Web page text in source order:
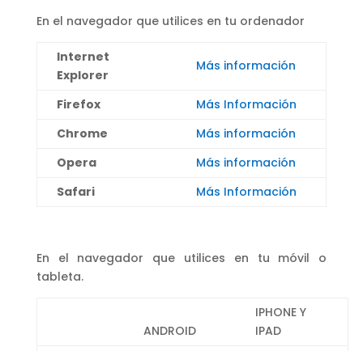
En el navegador que utilices en tu ordenador
Internet
Explorer
Más información
Firefox
Más Información
Chrome
Más información
Opera
Más información
Safari
Más Información
En el navegador que utilices en tu móvil o
tableta.
ANDROID
IPHONE Y
IPAD